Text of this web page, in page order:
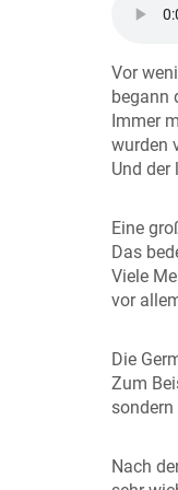
Vor
begann
Immer
wurden
Und der
Eine
Das
Viele
vor
Die
Zum
sondern
Nach